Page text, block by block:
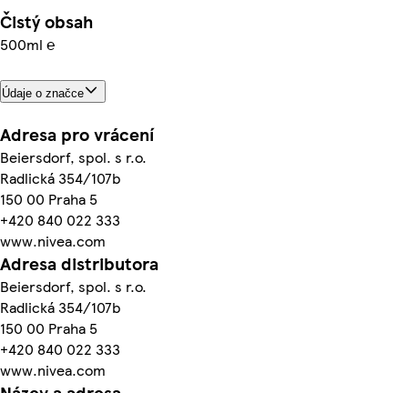
Čistý obsah
500ml ℮
Údaje o značce
Adresa pro vrácení
Beiersdorf, spol. s r.o.
Radlická 354/107b
150 00 Praha 5
+420 840 022 333
www.nivea.com
Adresa distributora
Beiersdorf, spol. s r.o.
Radlická 354/107b
150 00 Praha 5
+420 840 022 333
www.nivea.com